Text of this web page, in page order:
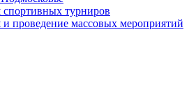
спортивных турниров
и проведение массовых мероприятий